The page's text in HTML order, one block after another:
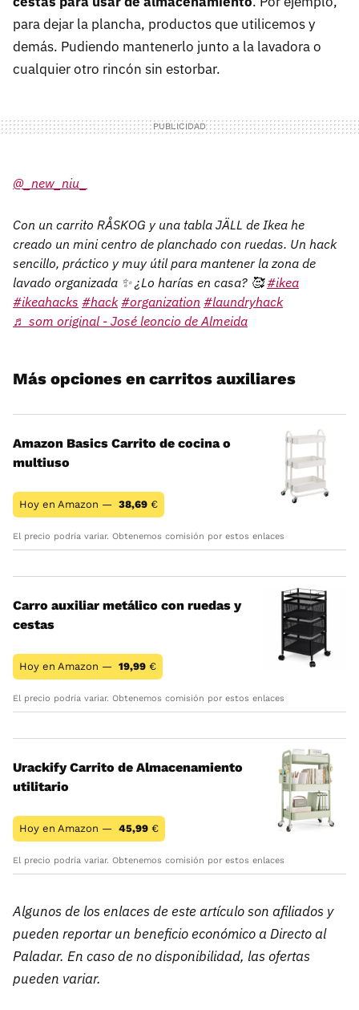
para dejar la plancha, productos que utilicemos y
demás. Pudiendo mantenerlo junto a la lavadora o
cualquier otro rincón sin estorbar.
@_new_niu_
Con un carrito RÅSKOG y una tabla JÄLL de Ikea he
creado un mini centro de planchado con ruedas. Un hack
sencillo, práctico y muy útil para mantener la zona de
lavado organizada ✨ ¿Lo harías en casa? 🥰#ikea
#ikeahacks #hack #organization #laundryhack
♬ som original - José leoncio de Almeida
Más opciones en carritos auxiliares
Amazon Basics Carrito de cocina o
multiuso
Hoy en Amazon — 38,69 €
El precio podría variar. Obtenemos comisión por estos enlaces
Carro auxiliar metálico con ruedas y
cestas
Hoy en Amazon — 19,99 €
El precio podría variar. Obtenemos comisión por estos enlaces
Urackify Carrito de Almacenamiento
utilitario
Hoy en Amazon — 45,99 €
El precio podría variar. Obtenemos comisión por estos enlaces
Algunos de los enlaces de este artículo son afiliados y
pueden reportar un beneficio económico a Directo al
Paladar. En caso de no disponibilidad, las ofertas
pueden variar.